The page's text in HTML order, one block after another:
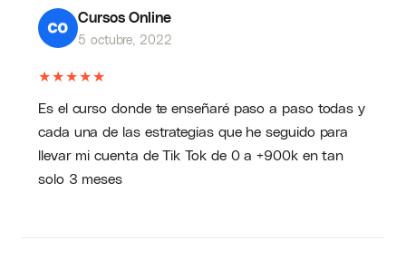
Cursos Online
5 octubre, 2022
★★★★★
Es el curso donde te enseñaré paso a paso todas y
cada una de las estrategias que he seguido para
llevar mi cuenta de Tik Tok de 0 a +900k en tan
solo 3 meses